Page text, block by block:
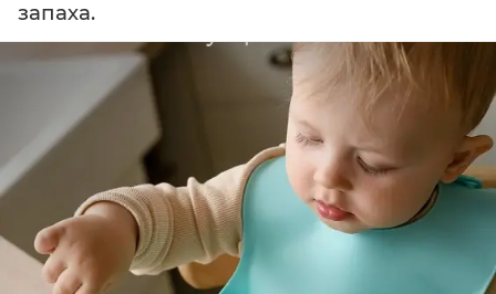
запаха.